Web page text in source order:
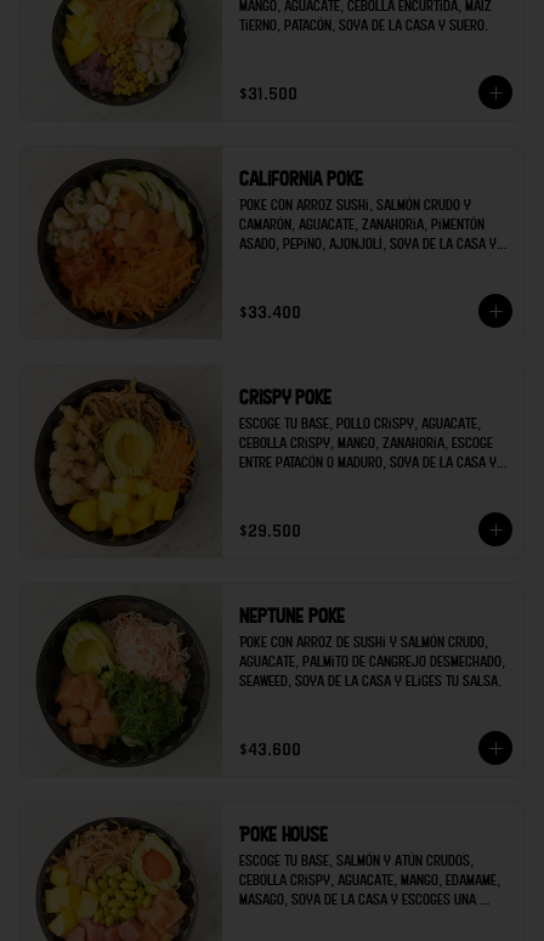
mango, aguacate, cebolla encurtida, maíz
tierno, patacón, soya de la casa y suero.
$31.500
California poke
Poke con arroz sushi, salmón crudo y
camarón, aguacate, zanahoria, pimentón
asado, pepino, ajonjolí, soya de la casa y
$33.400
Crispy poke
Escoge tu base, pollo crispy, aguacate,
cebolla crispy, mango, zanahoria, escoge
entre patacón o maduro, soya de la casa y
$29.500
Neptune poke
Poke con arroz de sushi y salmón crudo,
aguacate, palmito de cangrejo desmechado,
seaweed, soya de la casa y eliges tu salsa.
$43.600
Poke house
Escoge tu base, salmón y atún crudos,
cebolla crispy, aguacate, mango, edamame,
masago, soya de la casa y escoges una